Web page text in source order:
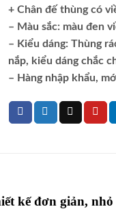
+ Chân đế thùng có
– Màu sắc: màu đen
– Kiểu dáng: Thùng
nắp, kiểu dáng chắc
– Hàng nhập khẩu,
kế đơn giản,